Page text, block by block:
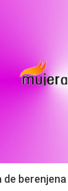
de